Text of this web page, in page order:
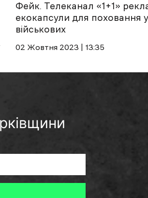
Фейк. Телеканал «1+1»
екокапсули для поховання
військових
02 Жовтня 2023 | 13:35